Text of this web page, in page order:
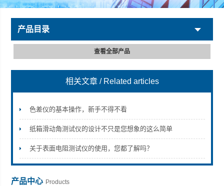
山东安尼麦特仪器有限公司
产品目录
查看全部产品
相关文章 / Related articles
色差仪的基本操作，新手不得不看
纸箱滑动角测试仪的设计不只是您想象的这么简单
关于表面电阻测试仪的使用，您都了解吗？
产品中心 Products